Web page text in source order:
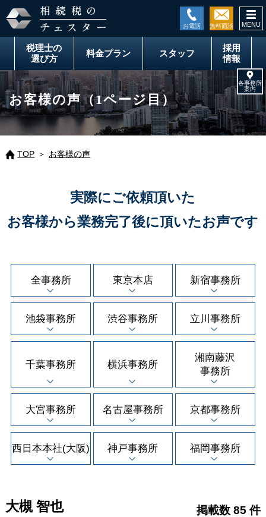
税理士の
選び方
料金プラン スタッフ
採用
情報
お客様の声（1ページ目）
TOP お客様の声
実際にご依頼頂いた
お客様から業務完了後に頂いたお声です
全事務所 東京本店 新宿事務所
池袋事務所 渋谷事務所 立川事務所
千葉事務所 横浜事務所
湘南藤沢
事務所
大宮事務所 名古屋事務所 京都事務所
西日本本社(大阪) 神戸事務所 福岡事務所
大槻 智也 掲載数 85 件